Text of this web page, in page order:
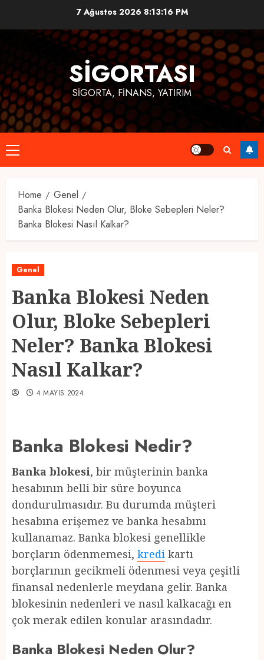
7 Ağustos 2026 8:13:16 PM
SIGORTASI
SIGORTA, FINANS, YATIRIM
Primary
Menu
Home
Genel
Banka Blokesi Neden Olur, Bloke Sebepleri Neler?
Banka Blokesi Nasıl Kalkar?
Genel
Banka Blokesi Neden
Olur, Bloke Sebepleri
Neler? Banka Blokesi
Nasıl Kalkar?
4 MAYIS 2024
Banka Blokesi Nedir?
Banka blokesi, bir müşterinin banka
hesabının belli bir süre boyunca
dondurulmasıdır. Bu durumda müşteri
hesabına erişemez ve banka hesabını
kullanamaz. Banka blokesi genellikle
borçların ödenmemesi, kredi kartı
borçlarının gecikmeli ödenmesi veya çeşitli
finansal nedenlerle meydana gelir. Banka
blokesinin nedenleri ve nasıl kalkacağı en
çok merak edilen konular arasındadır.
Banka Blokesi Neden Olur?